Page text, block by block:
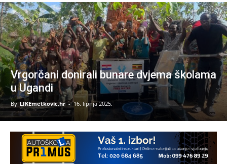
Vrgorčani donirali bunare dvjema školama
u Ugandi
By LIKEmetkovic.hr - 16. lipnja 2025.